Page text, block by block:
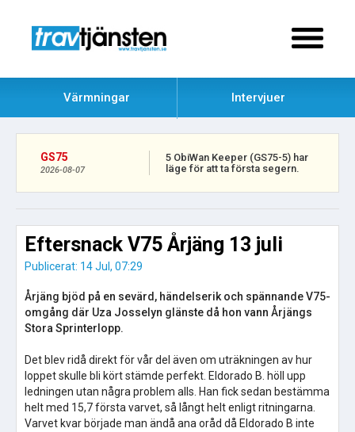
Värmningar Intervjuer
GS75
2026-08-07
5 ObiWan Keeper (GS75-5) har
läge för att ta första segern.
Eftersnack V75 Årjäng 13 juli
Publicerat: 14 Jul, 07:29
Årjäng bjöd på en sevärd, händelserik och spännande V75-
omgång där Uza Josselyn glänste då hon vann Årjängs
Stora Sprinterlopp.
Det blev ridå direkt för vår del även om uträkningen av hur
loppet skulle bli kört stämde perfekt. Eldorado B. höll upp
ledningen utan några problem alls. Han fick sedan bestämma
helt med 15,7 första varvet, så långt helt enligt ritningarna.
Varvet kvar började man ändå ana oråd då Eldorado B inte